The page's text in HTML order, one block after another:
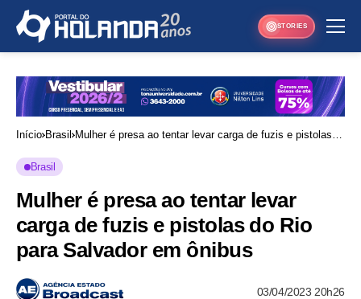
STORIES
Início Brasil
Mulher é presa ao tentar levar carga de fuzis e pistolas
Brasil
Mulher é presa ao tentar levar
carga de fuzis e pistolas do Rio
para Salvador em ônibus
03/04/2023 20h26